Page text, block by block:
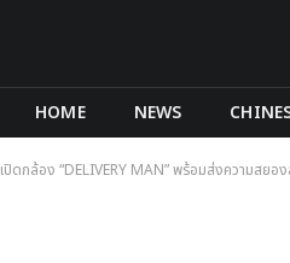
HOME NEWS
ดกล้อง “DELIVERY MAN” พร้อมส่งความสย